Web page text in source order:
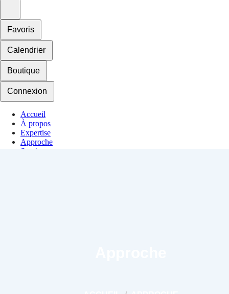
Favoris
Calendrier
Boutique
Connexion
Accueil
À propos
Expertise
Approche
Services